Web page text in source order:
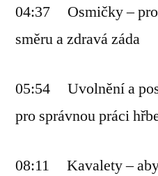
04:37 Osmičky – pro
směru a zdravá záda
05:54 Uvolnění a
pro správnou práci
08:11 Kavalety –